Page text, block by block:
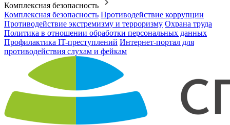
Комплексная безопасность
Комплексная безопасность Противодействие коррупции
Противодействие экстремизму и терроризму Охрана труда
Политика в отношении обработки персональных данных
Профилактика IT-преступлений Интернет-портал для
противодействия слухам и фейкам